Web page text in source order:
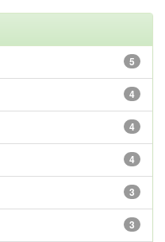
5
4
4
4
3
3